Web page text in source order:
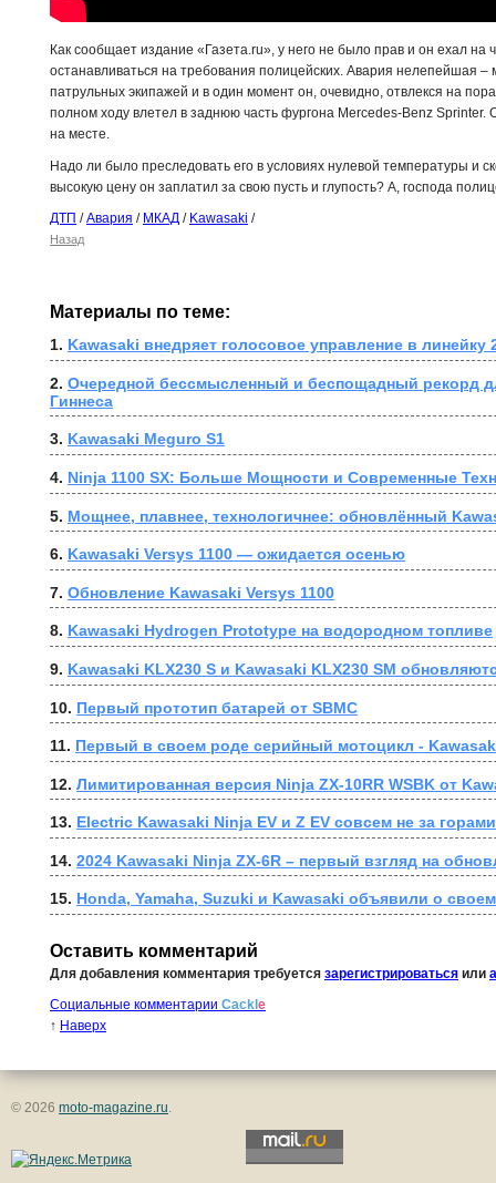
Как сообщает издание «Газета.ru», у него не было прав и он ехал на
останавливаться на требования полицейских. Авария нелепейшая –
патрульных экипажей и в один момент он, очевидно, отвлекся на
полном ходу влетел в заднюю часть фургона Mercedes-Benz Sprinter.
на месте.
Надо ли было преследовать его в условиях нулевой температуры и
высокую цену он заплатил за свою пусть и глупость? А, господа
ДТП /Авария / МКАД / Kawasaki /
Назад
Материалы по теме:
1. Kawasaki внедряет голосовое управление в линейку
2. Очередной бессмысленный и беспощадный рекорд
Гиннеса
3. Kawasaki Meguro S1
4. Ninja 1100 SX: Больше Мощности и Современные
5. Мощнее, плавнее, технологичнее: обновлённый
6. Kawasaki Versys 1100 — ожидается осенью
7. Обновление Kawasaki Versys 1100
8. Kawasaki Hydrogen Prototype на водородном топливе
9. Kawasaki KLX230 S и Kawasaki KLX230 SM
10. Первый прототип батарей от SBMC
11. Первый в своем роде серийный мотоцикл -
12. Лимитированная версия Ninja ZX-10RR WSBK от
13. Electric Kawasaki Ninja EV и Z EV совсем не за горами
14. 2024 Kawasaki Ninja ZX-6R – первый взгляд на
15. Honda, Yamaha, Suzuki и Kawasaki объявили о
Оставить комментарий
Для добавления комментария требуется зарегистрироваться или
Социальные комментарии Cackl e
↑ Наверх
© 2026 moto-magazine.ru.